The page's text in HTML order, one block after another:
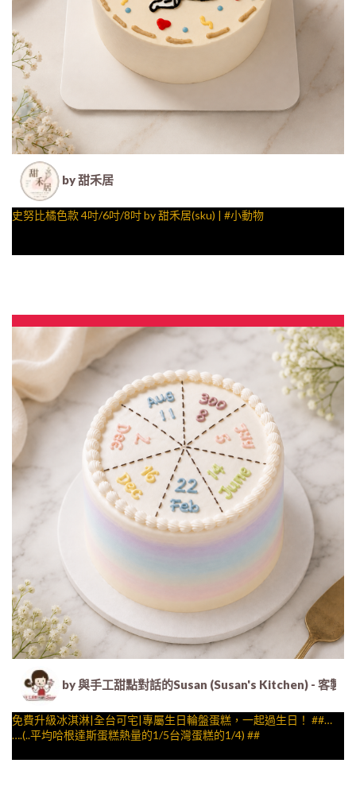
by 甜禾居
史努比橘色款 4吋/6吋/8吋 by 甜禾居(sku) | #小動物
by 與手工甜點對話的Susan (Susan's Kitchen) - 客製
免費升級冰淇淋|全台可宅|專屬生日輪盤蛋糕，一起過生日！ ##…
….(..平均哈根達斯蛋糕熱量的1/5台灣蛋糕的1/4) ##